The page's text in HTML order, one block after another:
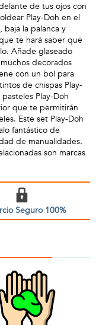
de tus ojos con
Play-Doh en el
la palanca y
te hará saber que
Añade glaseado
decorados
con un bol para
de chispas Play-
Play-Doh
que te permitirán
Este set Play-Doh
fantástico de
de manualidades.
son marcas
Seguro 100%